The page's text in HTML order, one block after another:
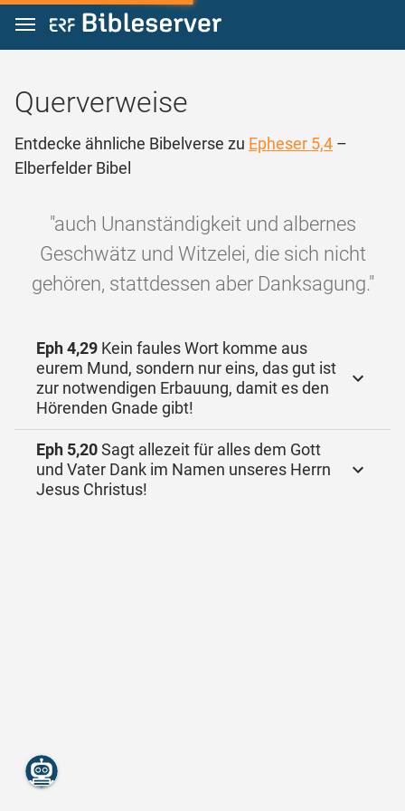
Zum Inhalt springen
Querverweise
Entdecke ähnliche Bibelverse zu Epheser 5,4 –
Elberfelder Bibel
"auch Unanständigkeit und albernes
Geschwätz und Witzelei, die sich nicht
gehören, stattdessen aber Danksagung."
Eph 4,29 Kein faules Wort komme aus
eurem Mund, sondern nur eins, das gut ist
zur notwendigen Erbauung, damit es den
Hörenden Gnade gibt!
Eph 5,20Sagt allezeit für alles dem Gott
und Vater Dank im Namen unseres Herrn
Jesus Christus!